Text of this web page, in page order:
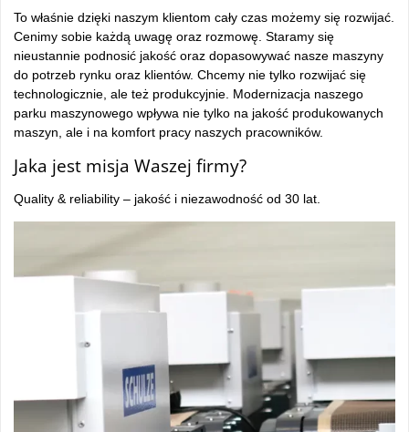
To właśnie dzięki naszym klientom cały czas możemy się rozwijać.
Cenimy sobie każdą uwagę oraz rozmowę. Staramy się
nieustannie podnosić jakość oraz dopasowywać nasze maszyny
do potrzeb rynku oraz klientów. Chcemy nie tylko rozwijać się
technologicznie, ale też produkcyjnie. Modernizacja naszego
parku maszynowego wpływa nie tylko na jakość produkowanych
maszyn, ale i na komfort pracy naszych pracowników.
Jaka jest misja Waszej firmy?
Quality & reliability – jakość i niezawodność od 30 lat.